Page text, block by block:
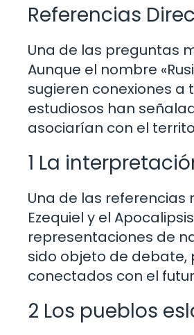
Referencias
Una de las preguntas
Aunque el nombre
sugieren conexiones
estudiosos han
asociarían con el
1 La
Una de las referencias
Ezequiel y el
representaciones de
sido objeto de
conectados con el
2 Los pueblos